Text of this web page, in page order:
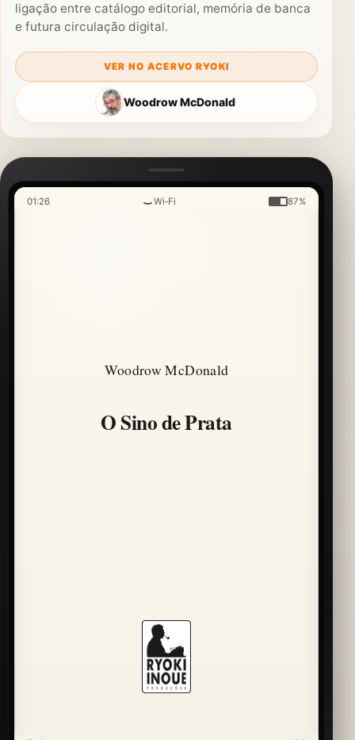
01:26 Wi‑Fi 87%
Woodrow McDonald
O Sino de Prata
ligação entre catálogo editorial, memória de banca
e futura circulação digital.
VER NO ACERVO RYOKI
Woodrow McDonald